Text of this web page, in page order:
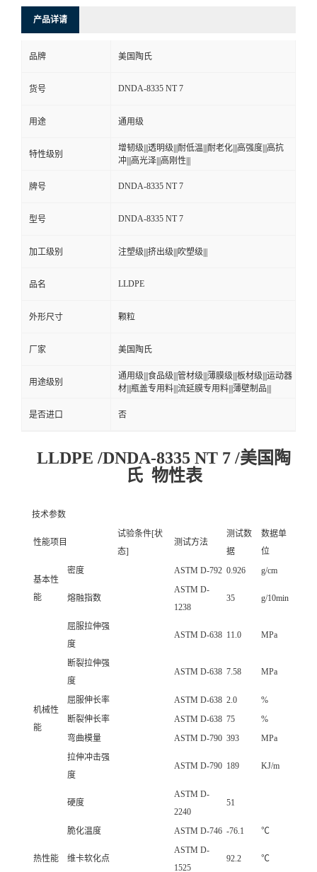
产品详请
品牌 美国陶氏
货号 DNDA-8335 NT 7
用途 通用级
特性级别
增韧级|||透明级|||耐低温|||耐老化|||高强度|||高抗
冲|||高光泽|||高刚性|||
牌号 DNDA-8335 NT 7
型号 DNDA-8335 NT 7
加工级别 注塑级|||挤出级|||吹塑级|||
品名 LLDPE
外形尺寸 颗粒
厂家 美国陶氏
用途级别
通用级|||食品级|||管材级|||薄膜级|||板材级|||运动器
材|||瓶盖专用料|||流延膜专用料|||薄壁制品|||
是否进口 否
LLDPE /DNDA-8335 NT 7 /美国陶
氏 物性表
技术参数
性能项目
试验条件[状
态]
测试方法
测试数
据
数据单
位
基本性
能
密度 ASTM D-792 0.926 g/cm
熔融指数
ASTM D-
1238
35 g/10min
机械性
能
屈服拉伸强
度
ASTM D-638 11.0 MPa
断裂拉伸强
度
ASTM D-638 7.58 MPa
屈服伸长率 ASTM D-638 2.0
%
断裂伸长率
ASTM D-638 75
%
弯曲模量
ASTM D-790 393
MPa
拉伸冲击强
度
ASTM D-790 189 KJ/m
硬度
ASTM D-
2240
51
热性能
脆化温度 ASTM D-746 -76.1 ℃
维卡软化点
ASTM D-
1525
92.2 ℃